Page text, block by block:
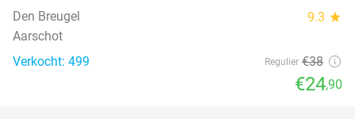
Den Breugel 9.3 star
Aarschot
Verkocht: 499
Regulier €38
€24,90